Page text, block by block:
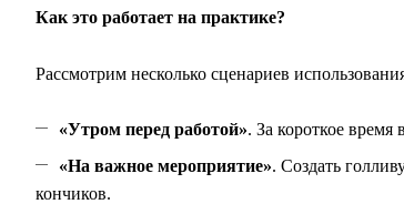
Как это работает на практике?
Рассмотрим несколько сценариев
«Утром перед работой». За короткое
«На важное мероприятие». Создать
кончиков.